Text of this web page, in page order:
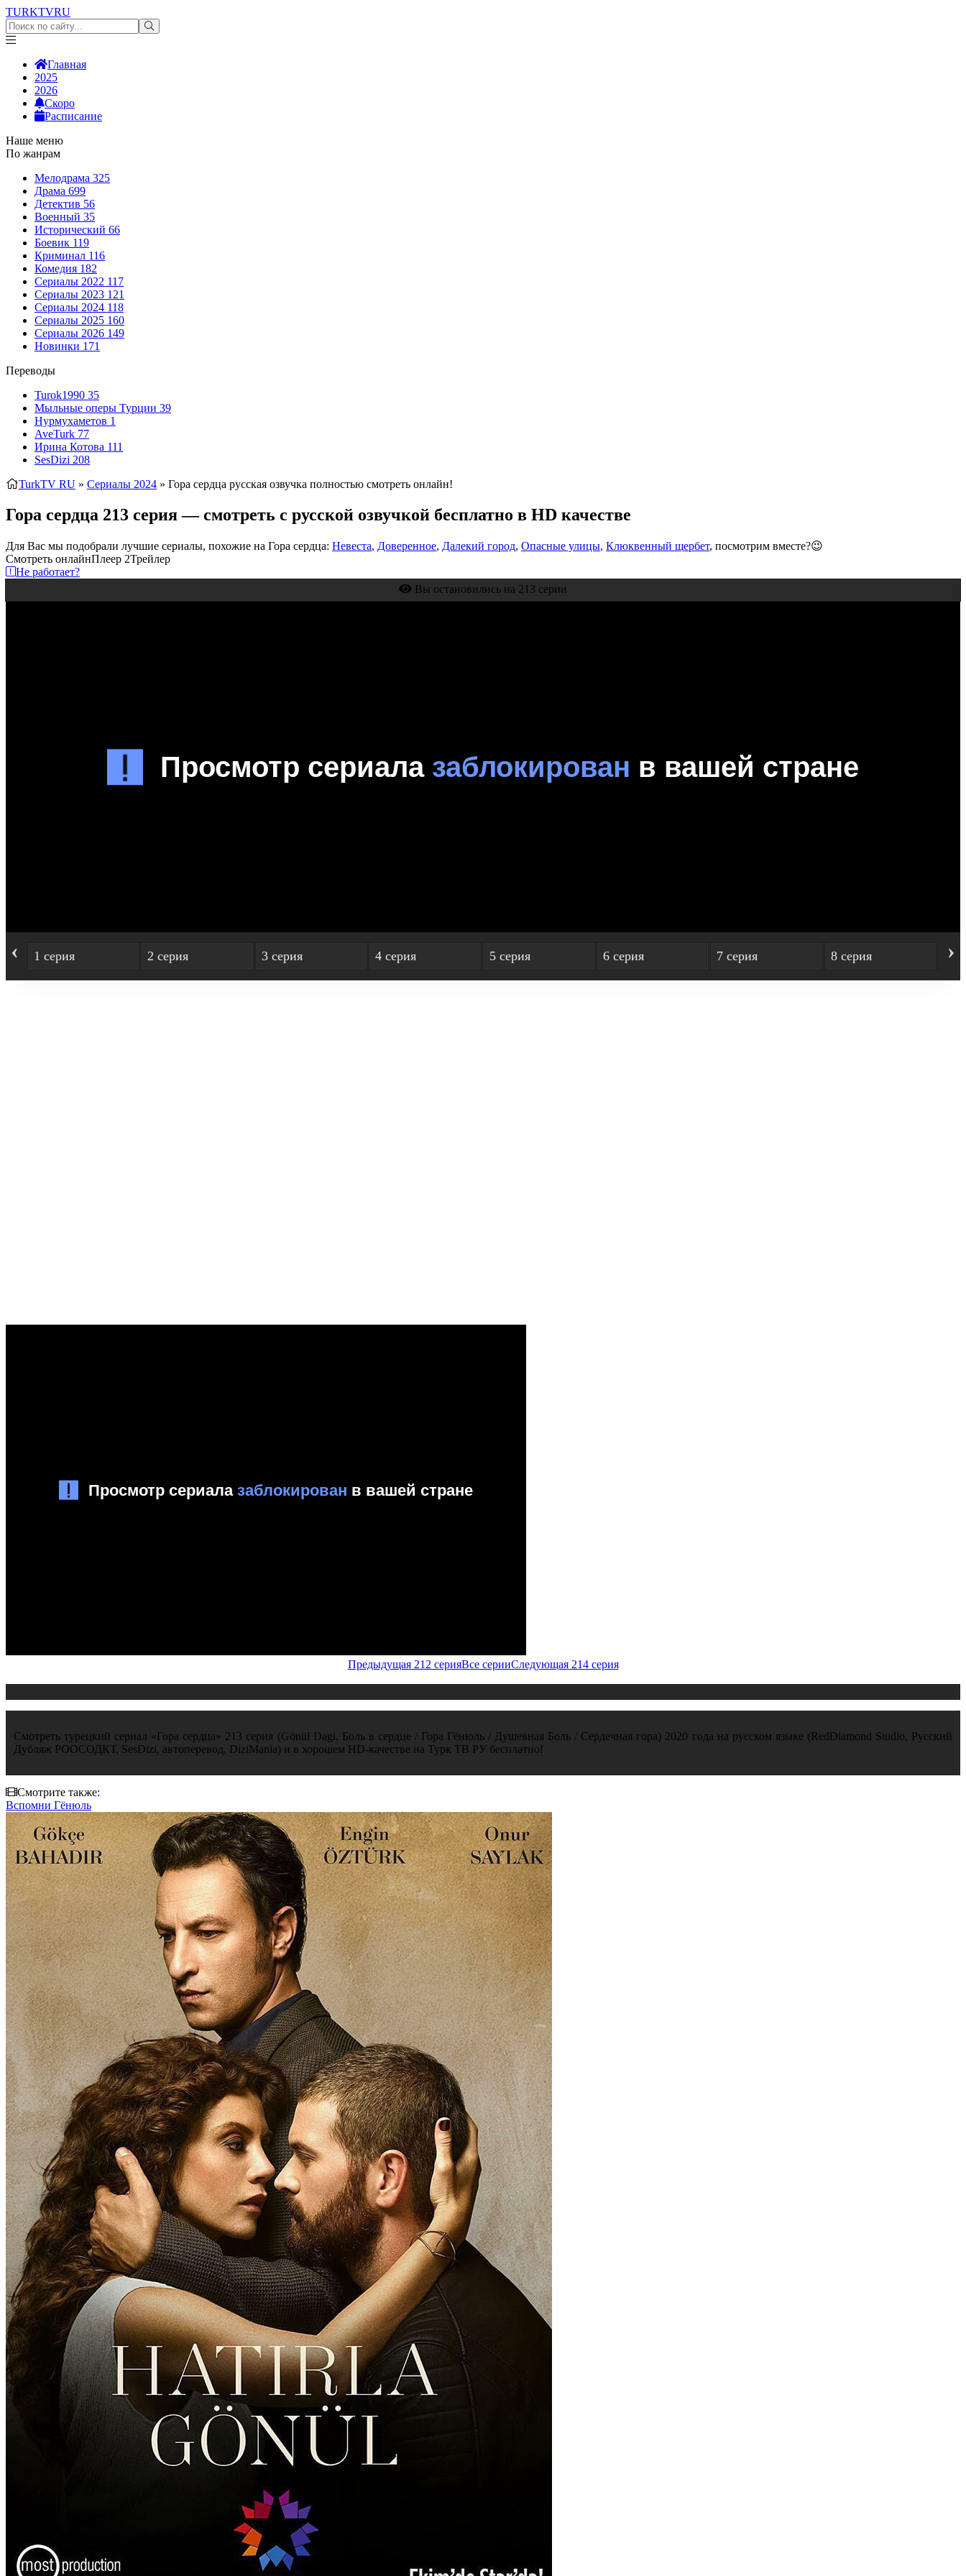
TURKTVRU
Главная
2025
2026
Скоро
Расписание
Наше меню
По жанрам
Мелодрама 325
Драма 699
Детектив 56
Военный 35
Исторический 66
Боевик 119
Криминал 116
Комедия 182
Сериалы 2022 117
Сериалы 2023 121
Сериалы 2024 118
Сериалы 2025 160
Сериалы 2026 149
Новинки 171
Переводы
Turok1990 35
Мыльные оперы Турции 39
Нурмухаметов 1
AveTurk 77
Ирина Котова 111
SesDizi 208
TurkTV RU » Сериалы 2024 » Гора сердца русская озвучка полностью смотреть онлайн!
Гора сердца 213 серия — смотреть с русской озвучкой бесплатно в HD качестве
Для Вас мы подобрали лучшие сериалы, похожие на Гора сердца: Невеста, Доверенное, Далекий город, Опасные улицы, Клюквенный щербет, посмотрим вместе?😉
Смотреть онлайнПлеер 2Трейлер
Не работает?
Вы остановились на 213 серии
‹ 1 серия 2 серия 3 серия 4 серия 5 серия 6 серия 7 серия 8 серия 9
›
Предыдущая 212 серияВсе серииСледующая 214 серия
Смотреть турецкий сериал «Гора сердца» 213 серия (Gönül Dagi, Боль в сердце / Гора Гёнюль / Душевная Боль / Сердечная гора) 2020 года на русском языке (RedDiamond Studio, Русский
Дубляж РООСОДКТ, SesDizi, автоперевод, DiziMania) и в хорошем HD-качестве на Турк ТВ РУ бесплатно!
Смотрите также:
Вспомни Гёнюль